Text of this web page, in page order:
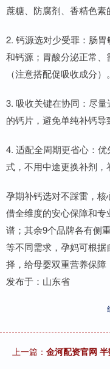
蔗糖、防腐剂、香精色素
2. 钙源选对少受罪：肠
和钙源；胃酸分泌正常
（注意搭配促吸收成分）。
3. 吸收关键在协同：尽
的钙片，避免单纯补钙导
4. 适配全周期更省心：
式，不用中途更换补剂，
孕期补钙选对不踩雷，核
借全维度的安心保障和
谱；其余9个品牌各有侧
等不同需求，孕妈可根
择，给母婴双重营养保障
发布于：山东省
上一篇： 金河配资官网